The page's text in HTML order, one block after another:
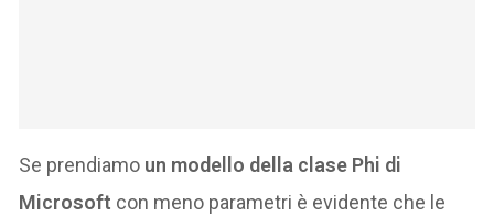
Se prendiamo un modello della clase Phi di
Microsoft con meno parametri è evidente che le